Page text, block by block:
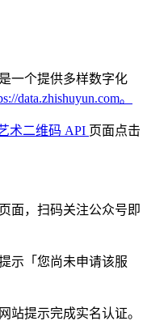
一个提供多样数字化
data.zhishuyun.com。
术二维码 API 页面点击
面，扫码关注公众号即
示「您尚未申请该服
站提示完成实名认证。